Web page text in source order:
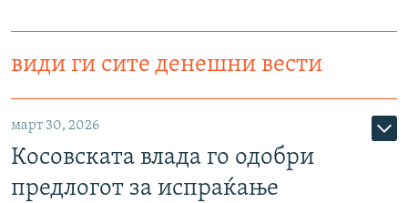
види ги сите денешни вести
март 30, 2026
Косовската влада го одобри
предлогот за испраќање